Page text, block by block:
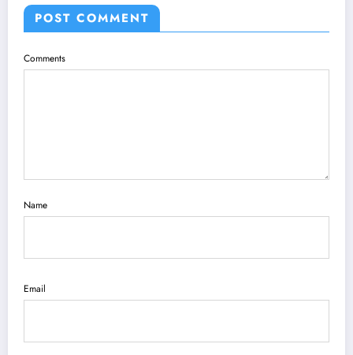
POST COMMENT
Comments
Name
Email